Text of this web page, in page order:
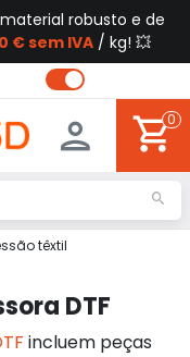
robusto e de
€ sem IVA/ kg! 💥
0
têxtil
DTF
incluem peças